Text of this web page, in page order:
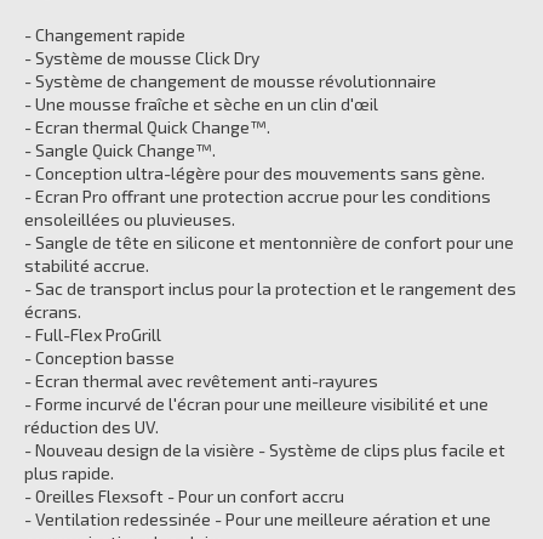
- Changement rapide
- Système de mousse Click Dry
- Système de changement de mousse révolutionnaire
- Une mousse fraîche et sèche en un clin d'œil
- Ecran thermal Quick Change™.
- Sangle Quick Change™.
- Conception ultra-légère pour des mouvements sans gène.
- Ecran Pro offrant une protection accrue pour les conditions
ensoleillées ou pluvieuses.
- Sangle de tête en silicone et mentonnière de confort pour une
stabilité accrue.
- Sac de transport inclus pour la protection et le rangement des
écrans.
- Full-Flex ProGrill
- Conception basse
- Ecran thermal avec revêtement anti-rayures
- Forme incurvé de l'écran pour une meilleure visibilité et une
réduction des UV.
- Nouveau design de la visière - Système de clips plus facile et
plus rapide.
- Oreilles Flexsoft - Pour un confort accru
- Ventilation redessinée - Pour une meilleure aération et une